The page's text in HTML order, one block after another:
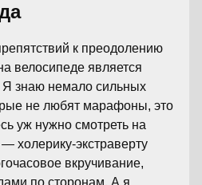
к преодолению
велосипеде является
Я знаю немало сильных
не любят марафоны, это
уж нужно смотреть на
холерику-экстраверту
вкручивание,
по сторонам. А я